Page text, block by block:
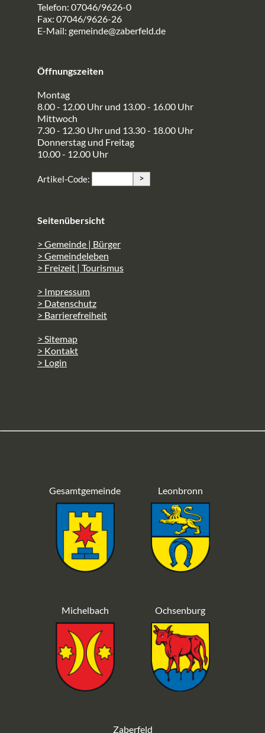
Telefon: 07046/9626-0
Fax: 07046/9626-26
E-Mail: gemeinde@zaberfeld.de
Öffnungszeiten
Montag
8.00 - 12.00 Uhr und 13.00 - 16.00 Uhr
Mittwoch
7.30 - 12.30 Uhr und 13.30 - 18.00 Uhr
Donnerstag und Freitag
10.00 - 12.00 Uhr
Artikel-Code: >
Seitenübersicht
> Gemeinde | Bürger
> Gemeindeleben
> Freizeit | Tourismus
> Impressum
> Datenschutz
> Barrierefreiheit
> Sitemap
> Kontakt
> Login
Gesamtgemeinde Leonbronn
Michelbach Ochsenburg
Zaberfeld